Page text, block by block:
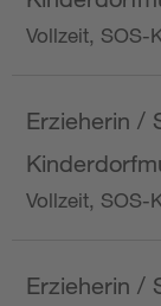
Vollzeit, SOS-
Erzieherin /
Vollzeit, SOS-
Erzieherin /